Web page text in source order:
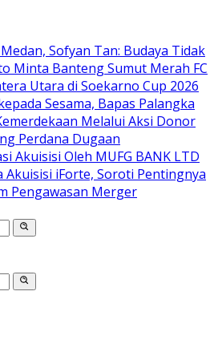
Sofyan Tan: Budaya Tidak
Minta Banteng Sumut Merah FC
Utara di Soekarno Cup 2026
Sesama, Bapas Palangka
Melalui Aksi Donor
Perdana Dugaan
Akuisisi Oleh MUFG BANK LTD
Akuisisi iForte, Soroti Pentingnya
Pengawasan Merger